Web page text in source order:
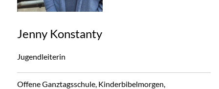
Jenny Konstanty
Jugendleiterin
Offene Ganztagsschule, Kinderbibelmorgen,